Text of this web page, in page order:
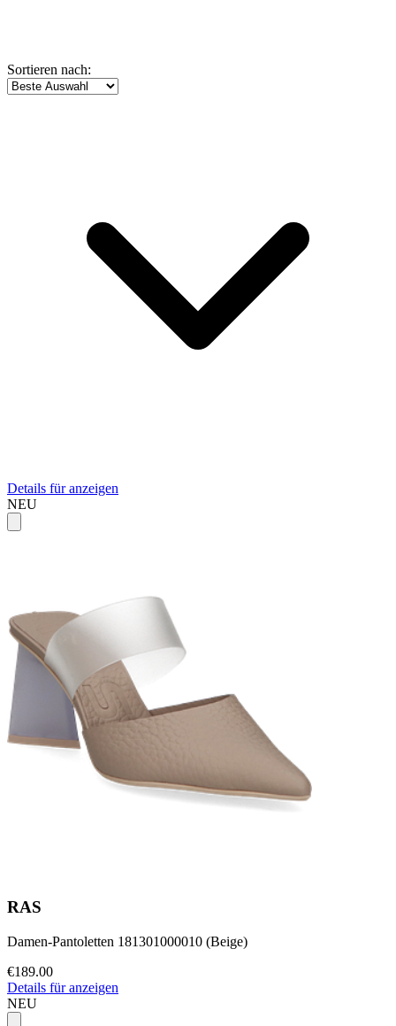
Sortieren nach:
Details für anzeigen
NEU
RAS
Damen-Pantoletten 181301000010 (Beige)
€189.00
Details für anzeigen
NEU